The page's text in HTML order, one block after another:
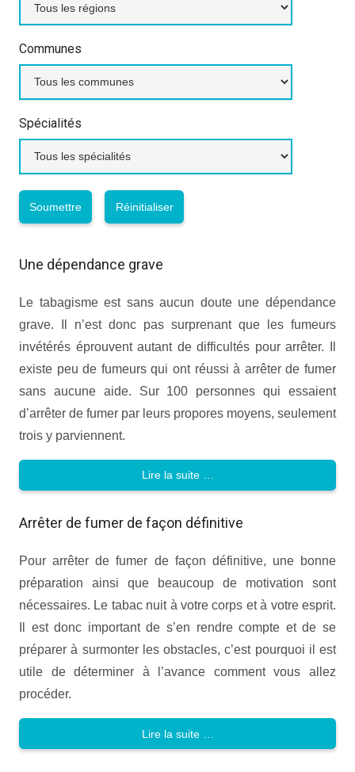
Communes
Spécialités
Une dépendance grave
Le tabagisme est sans aucun doute une dépendance
grave. Il n’est donc pas surprenant que les fumeurs
invétérés éprouvent autant de difficultés pour arrêter. Il
existe peu de fumeurs qui ont réussi à arrêter de fumer
sans aucune aide. Sur 100 personnes qui essaient
d’arrêter de fumer par leurs propores moyens, seulement
trois y parviennent.
Lire la suite …
Arrêter de fumer de façon définitive
Pour arrêter de fumer de façon définitive, une bonne
préparation ainsi que beaucoup de motivation sont
nécessaires. Le tabac nuit à votre corps et à votre esprit.
Il est donc important de s’en rendre compte et de se
préparer à surmonter les obstacles, c’est pourquoi il est
utile de déterminer à l’avance comment vous allez
procéder.
Lire la suite …